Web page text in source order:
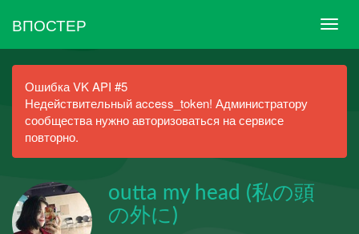
ВПОСТЕР
Ошибка VK API #5
Недействительный access_token! Администратору
сообщества нужно авторизоваться на сервисе
повторно.
outta my head (私の頭
の外に)